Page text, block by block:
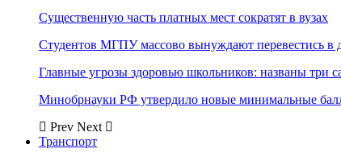
Существенную часть платных мест сократят в вузах
Студентов МГПУ массово вынуждают перевестись
Главные угрозы здоровью школьников: названы три
Минобрнауки РФ утвердило новые минимальные
Prev Next
Транспорт